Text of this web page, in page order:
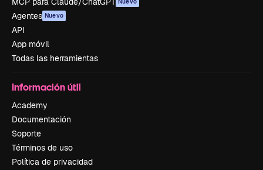
Agentes Nuevo
API
App móvil
Todas las herramientas
Información útil
Academy
Documentación
Soporte
Términos de uso
Política de privacidad